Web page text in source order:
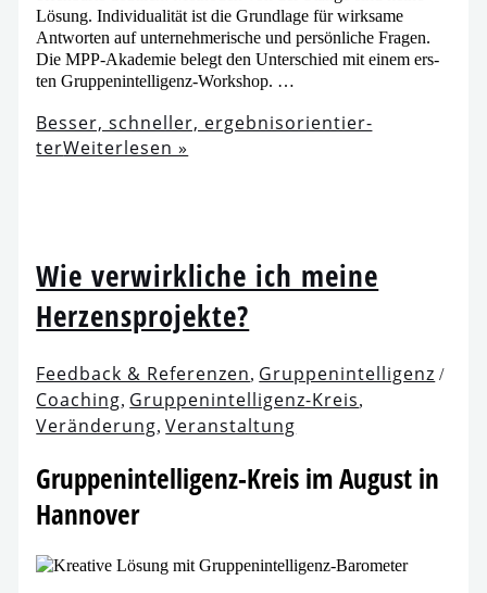
Lösung. Individualität ist die Grundlage für wirk­sa­me
Antworten auf unter­neh­me­ri­sche und per­sön­li­che Fragen.
Die MPP-Akademie belegt den Unterschied mit einem ers­
ten Gruppenintelligenz-Workshop. …
Besser, schnel­ler, ergeb­nis­ori­en­tier­
terWeiterlesen »
Wie ver­wirk­li­che ich mei­ne
Herzensprojekte?
Feedback & Referenzen, Gruppenintelligenz /
Coaching, Gruppenintelligenz-Kreis,
Veränderung,Veranstaltung
Gruppenintelligenz-Kreis im August in
Hannover